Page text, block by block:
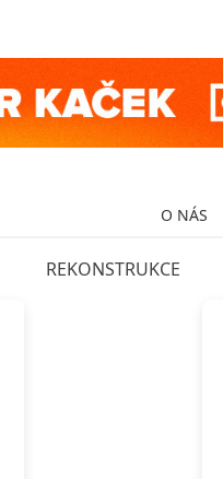
O NÁS
REKONSTRUKCE